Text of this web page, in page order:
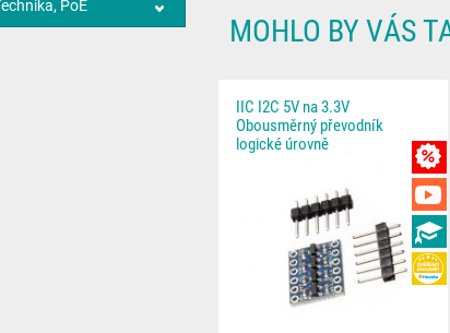
MOHLO BY VÁS
IIC I2C 5V na 3.3V
Obousměrný převodník
logické úrovně
PoE